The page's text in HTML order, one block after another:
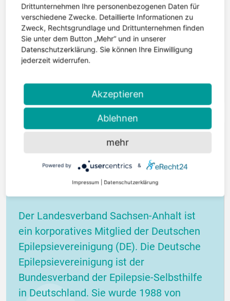
Zurück zur Übersicht "Leben mit
Der Landesverband Sachsen-Anhalt ist
ein korporatives Mitglied der Deutschen
Epilepsievereinigung (DE). Die Deutsche
Epilepsievereinigung ist der
Bundesverband der Epilepsie-Selbsthilfe
in Deutschland. Sie wurde 1988 von
Drittunternehmen Ihre personenbezogenen Daten für
verschiedene Zwecke. Detaillierte Informationen zu
Zweck, Rechtsgrundlage und Drittunternehmen finden
Sie unter dem Button „Mehr“ und in unserer
Datenschutzerklärung. Sie können Ihre Einwilligung
jederzeit widerrufen.
Akzeptieren
Ablehnen
mehr
Powered by &
Impressum Datenschutzerklärung